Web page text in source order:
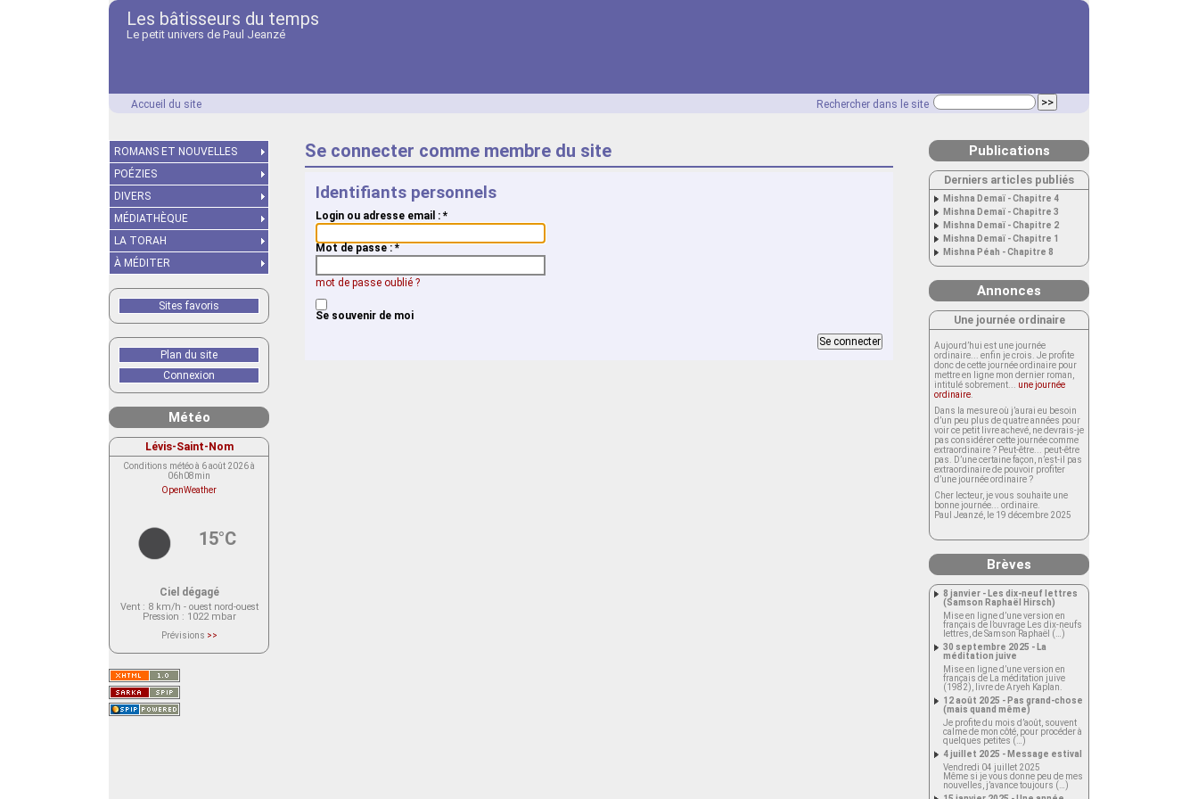
Les bâtisseurs du temps
Le petit univers de Paul Jeanzé
Rechercher dans le site
Accueil du site
Se connecter comme membre du site
Identifiants personnels
Login ou adresse email : *
Mot de passe :*
mot de passe oublié ?
Se souvenir de moi
ROMANS ET NOUVELLES
POÉZIES
DIVERS
MÉDIATHÈQUE
LA TORAH
À MÉDITER
Sites favoris
Plan du site
Connexion
Météo
Lévis-Saint-Nom
Conditions météo à 6 août 2026 à
06h08min
OpenWeather
15°C
Ciel dégagé
Vent: 8 km/h - ouest nord-ouest
Pression : 1022 mbar
Prévisions >>
actuellement aucune prévision
Saint-Nom.
Veuillez consulter le message du
service ci-dessous.
(401 - Invalid API key. Please see
https://openweathermap.org/faq#error401
Publications
Derniers articles publiés
Mishna Demaï - Chapitre 4
Mishna Demaï - Chapitre 3
Mishna Demaï - Chapitre 2
Mishna Demaï - Chapitre 1
Mishna Péah - Chapitre 8
Annonces
Une journée ordinaire
Aujourd’hui est une journée
ordinaire... enfin je crois. Je profite
donc de cette journée ordinaire pour
mettre en ligne mon dernier roman,
intitulé sobrement... une journée
ordinaire
Dans la mesure où j’aurai eu besoin
d’un peu plus de quatre années pour
voir ce petit livre achevé, ne devrais-je
pas considérer cette journée comme
extraordinaire ? Peut-être... peut-être
pas. D’une certaine façon, n’est-il pas
extraordinaire de pouvoir profiter
d’une journée ordinaire ?
Cher lecteur, je vous souhaite une
bonne journée... ordinaire.
Paul Jeanzé, le 19 décembre 2025
Brèves
8 janvier - Les dix-neuf lettres
(Samson Raphaël Hirsch)
Mise en ligne d’une version en
français de l’ouvrage Les dix-neufs
lettres, de Samson Raphaël (…)
30 septembre 2025 - La
méditation juive
Mise en ligne d’une version en
français de La méditation juive
(1982), livre de Aryeh Kaplan.
12 août 2025 - Pas grand-chose
(mais quand même)
Je profite du mois d’août, souvent
calme de mon côté, pour procéder à
quelques petites (…)
4 juillet 2025 - Message estival
Vendredi 04 juillet 2025
Même si je vous donne peu de mes
nouvelles, j’avance toujours (…)